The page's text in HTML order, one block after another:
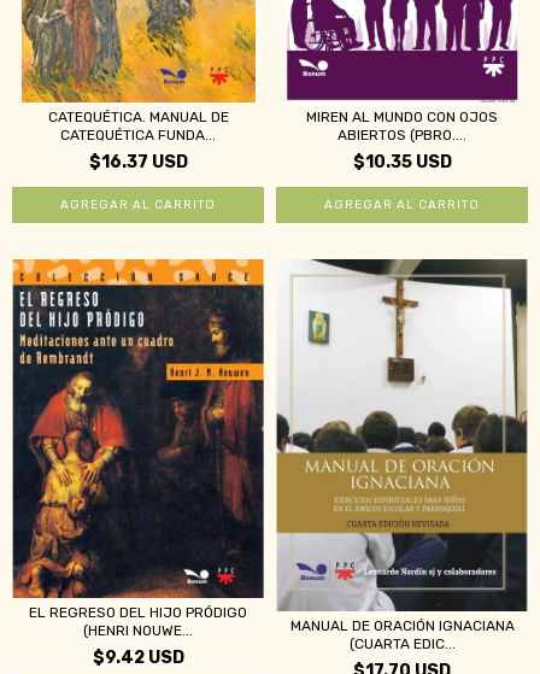
CATEQUÉTICA. MANUAL DE
CATEQUÉTICA FUNDA...
$16.37 USD
MIREN AL MUNDO CON OJOS
ABIERTOS (PBRO....
$10.35 USD
EL REGRESO DEL HIJO PRÓDIGO
(HENRI NOUWE...
$9.42 USD
MANUAL DE ORACIÓN IGNACIANA
(CUARTA EDIC...